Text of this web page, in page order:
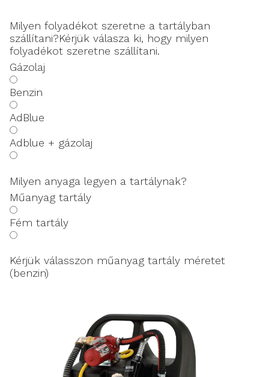
Milyen folyadékot szeretne a tartályban
szállítani?Kérjük válasza ki, hogy milyen
folyadékot szeretne szállítani.
Gázolaj
Benzin
AdBlue
Adblue + gázolaj
Milyen anyaga legyen a tartálynak?
Műanyag tartály
Fém tartály
Kérjük válasszon műanyag tartály méretet
(benzin)